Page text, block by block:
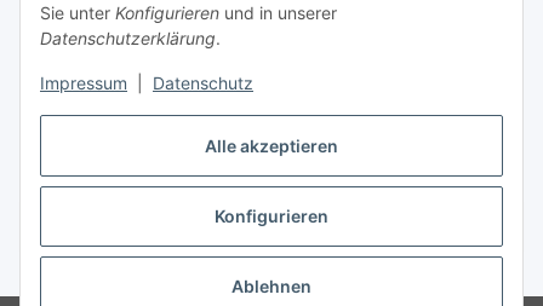
Alle akzeptieren
Konfigurieren
Ablehnen
Sie unter Konfigurieren und in unserer
Datenschutzerklärung.
Impressum Datenschutz
Achtung!!!
Vertrag widerrufen
* Alle Preise inkl. gesetzlicher USt., zzgl.